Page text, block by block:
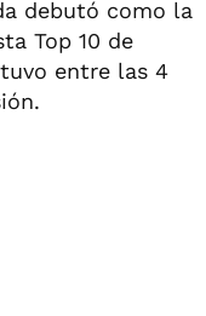
debutó como la
Top 10 de
entre las 4